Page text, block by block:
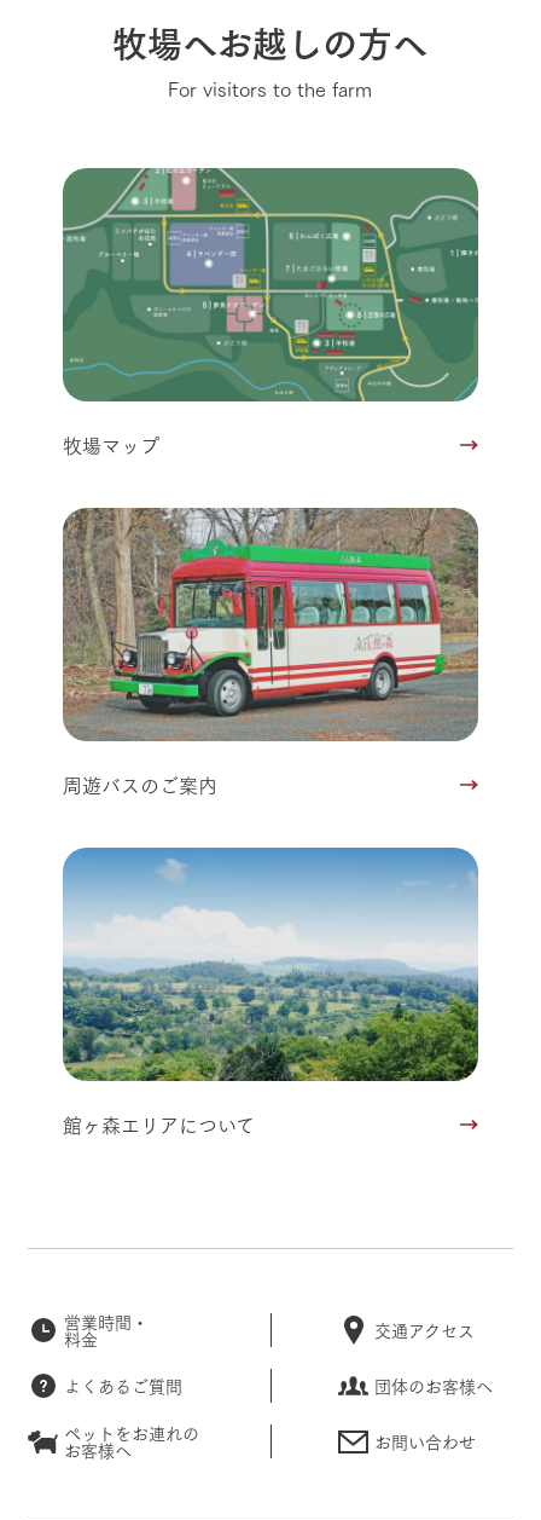
牧場へお越しの方へ
For visitors to the farm
牧場マップ
周遊バスのご案内
館ヶ森エリアについて
営業時間・
料金 交通アクセス
よくあるご質問
団体のお客様へ
ペットをお連れの
お客様へ お問い合わせ